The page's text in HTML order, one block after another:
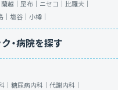
蘭越｜ 昆布｜ ニセコ｜ 比羅夫｜
｜ 塩谷｜ 小樽｜
・病院を探す
｜ 糖尿病内科｜ 代謝内科｜